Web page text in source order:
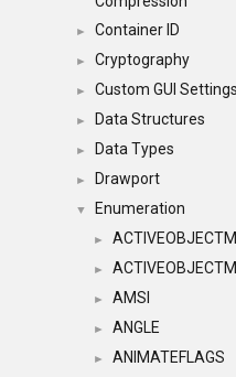
► Container ID
► Cryptography
► Custom GUI Settings
► Data Structures
► Data Types
► Drawport
▼ Enumeration
►
►
► AMSI
► ANGLE
► ANIMATEFLAGS